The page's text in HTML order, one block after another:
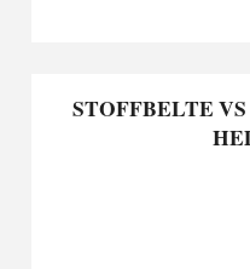
STOFFBELTE